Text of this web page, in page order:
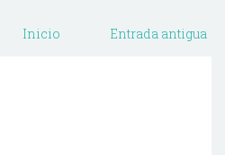
Entrada antigua
Inicio